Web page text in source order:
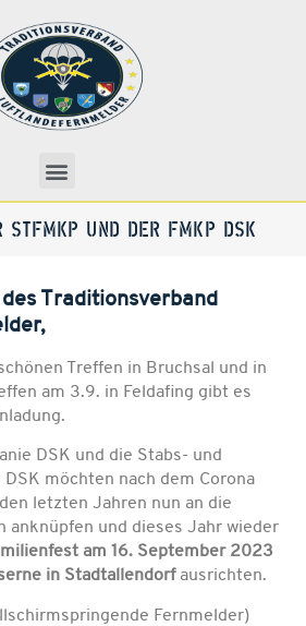
STFMKP UND DER FMKP DSK
Traditionsverband
Treffen in Bruchsal und in
am 3.9. in Feldafing gibt es
DSK und die Stabs- und
möchten nach dem Corona
letzten Jahren nun an die
anknüpfen und dieses Jahr wieder
am 16. September 2023
in Stadtallendorfausrichten.
Fernmelder)